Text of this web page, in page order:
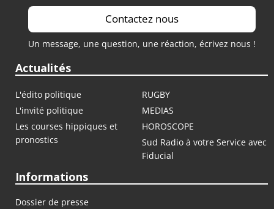
Contactez nous
Un message, une question, une réaction, écrivez nous !
Actualités
L'édito politique
RUGBY
L'invité politique
MEDIAS
Les courses hippiques et
pronostics
HOROSCOPE
Sud Radio à votre Service avec
Fiducial
Informations
Dossier de presse